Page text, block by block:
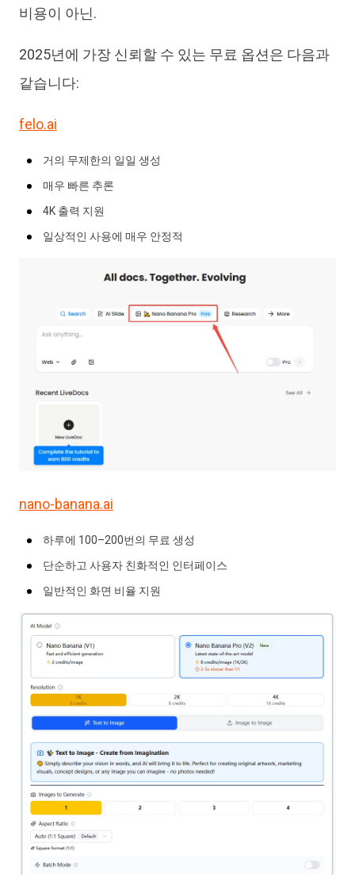
비용이 아닌.
2025년에 가장 신뢰할 수 있는 무료 옵션은 다음과
같습니다:
felo.ai
거의 무제한의 일일 생성
매우 빠른 추론
4K 출력 지원
일상적인 사용에 매우 안정적
nano-banana.ai
하루에 100–200번의 무료 생성
단순하고 사용자 친화적인 인터페이스
일반적인 화면 비율 지원